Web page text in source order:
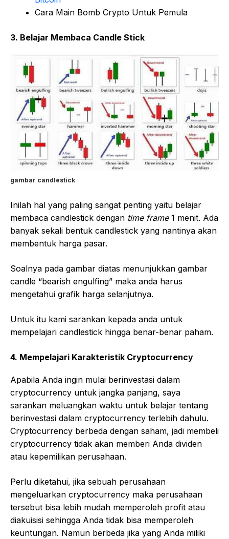
Cara Main Bomb Crypto Untuk Pemula
3. Belajar Membaca Candle Stick
gambar candlestick
Inilah hal yang paling sangat penting yaitu belajar
membaca candlestick dengan time frame1 menit. Ada
banyak sekali bentuk candlestick yang nantinya akan
membentuk harga pasar.
Soalnya pada gambar diatas menunjukkan gambar
candle “bearish engulfing” maka anda harus
mengetahui grafik harga selanjutnya.
Untuk itu kami sarankan kepada anda untuk
mempelajari candlestick hingga benar-benar paham.
4. Mempelajari Karakteristik Cryptocurrency
Apabila Anda ingin mulai berinvestasi dalam
cryptocurrency untuk jangka panjang, saya
sarankan meluangkan waktu untuk belajar tentang
berinvestasi dalam cryptocurrency terlebih dahulu.
Cryptocurrency berbeda dengan saham, jadi membeli
cryptocurrency tidak akan memberi Anda dividen
atau kepemilikan perusahaan.
Perlu diketahui, jika sebuah perusahaan
mengeluarkan cryptocurrency maka perusahaan
tersebut bisa lebih mudah memperoleh profit atau
diakuisisi sehingga Anda tidak bisa memperoleh
keuntungan. Namun berbeda jika yang Anda miliki